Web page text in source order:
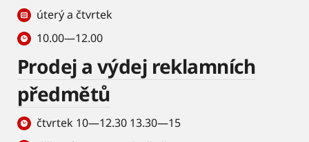
úterý a čtvrtek
10.00—12.00
Prodej a výdej reklamních
předmětů
čtvrtek 10—12.30 13.30—15